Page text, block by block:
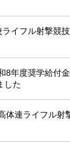
イフル射撃競
8年度奨学給付
した
体連ライフル射